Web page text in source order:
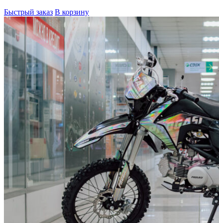
Быстрый заказ В корзину